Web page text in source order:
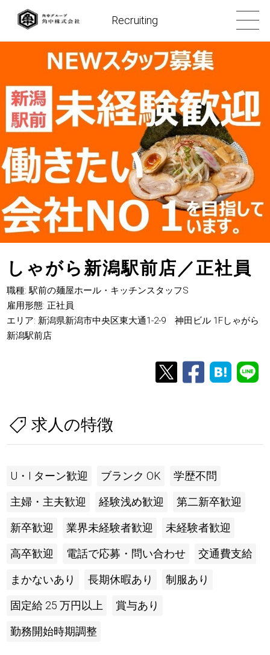
Recruiting
しゃがら新潟駅前店／正社員
職種: 駅前の麺屋ホール・キッチンスタッフS
雇用形態: 正社員
エリア: 新潟県新潟市中央区東大通1-2-9 神田ビル 1Fしゃがら
新潟駅前店
求人の特徴
U・I ターン歓迎 ブランク OK 学歴不問
主婦・主夫歓迎 経験浅め歓迎 第二新卒歓迎
新卒歓迎 業界未経験者歓迎 未経験者歓迎
高卒歓迎 電話で応募・問い合わせ 交通費支給
まかないあり 長期休暇あり 制服あり
固定給 25 万円以上 賞与あり
勤務開始時期調整